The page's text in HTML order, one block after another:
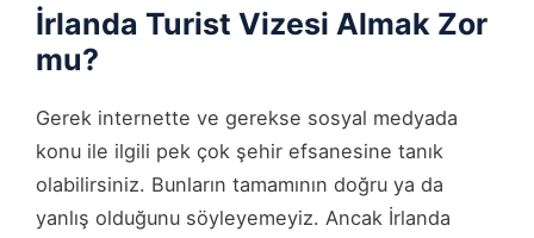
İrlanda Turist Vizesi Almak Zor
mu?
Gerek internette ve gerekse sosyal medyada
konu ile ilgili pek çok şehir efsanesine tanık
olabilirsiniz. Bunların tamamının doğru ya da
yanlış olduğunu söyleyemeyiz. Ancak İrlanda